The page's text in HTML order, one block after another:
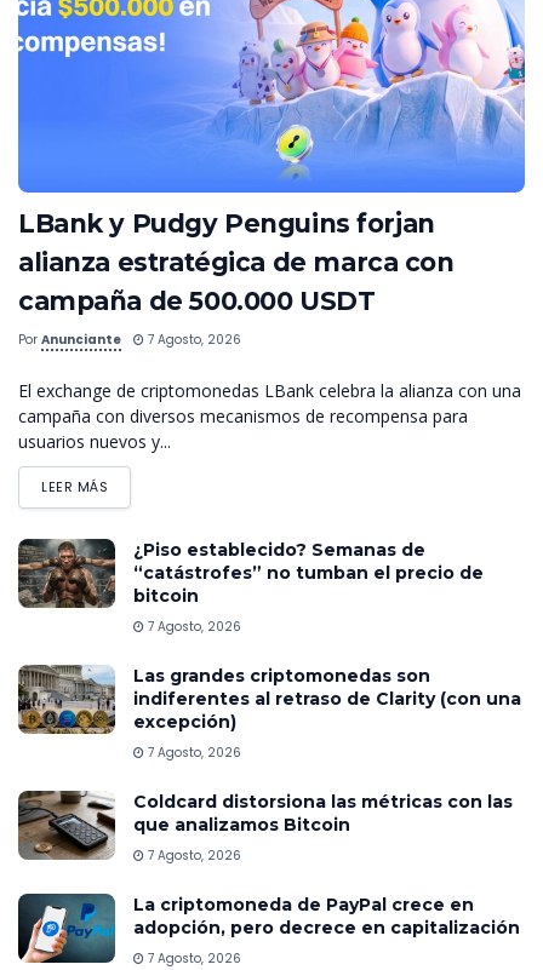
LBank y Pudgy Penguins forjan
alianza estratégica de marca con
campaña de 500.000 USDT
Por Anunciante 7 Agosto, 2026
El exchange de criptomonedas LBank celebra la alianza con una
campaña con diversos mecanismos de recompensa para
usuarios nuevos y...
LEER MÁS
¿Piso establecido? Semanas de
“catástrofes” no tumban el precio de
bitcoin
7 Agosto, 2026
Las grandes criptomonedas son
indiferentes al retraso de Clarity (con una
excepción)
7 Agosto, 2026
Coldcard distorsiona las métricas con las
que analizamos Bitcoin
7 Agosto, 2026
La criptomoneda de PayPal crece en
adopción, pero decrece en capitalización
7 Agosto, 2026